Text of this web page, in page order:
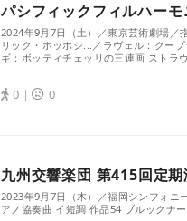
パシフィックフィルハー
2024年9月7日（土）／東京芸術劇場／
リック・ホッホシ...／ラヴェル：クー
ギ：ボッティチェッリの三連画 ストラ
0｜ 0
九州交響楽団 第415回定
2023年9月7日（木）／福岡シンフォニ
アノ協奏曲 イ短調 作品54 ブルックナ